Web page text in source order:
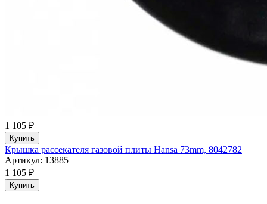
1 105 ₽
Купить
Крышка рассекателя газовой плиты Hansa 73mm, 8042782
Артикул: 13885
1 105 ₽
Купить